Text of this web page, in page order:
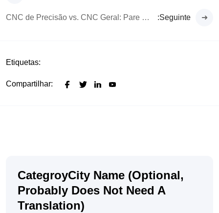
CNC de Precisão vs. CNC Geral: Pare de Perder Dinheiro com Peças de Baixa Qualidade :Seguinte
Etiquetas:
Compartilhar:
CategroyCity Name (optional,
Probably Does Not Need A
Translation)